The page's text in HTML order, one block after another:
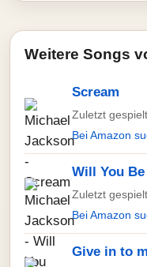
Weitere Songs
Scream
Zuletzt
Bei Amazon
Will You
Zuletzt
Bei Amazon
Give in to